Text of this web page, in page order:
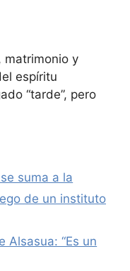
matrimonio y
espíritu
“tarde”, pero
suma a la
de un instituto
Alsasua: “Es un